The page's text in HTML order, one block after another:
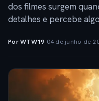
dos filmes surgem
detalhes e percebe
Por WTW19· 04 de junho de